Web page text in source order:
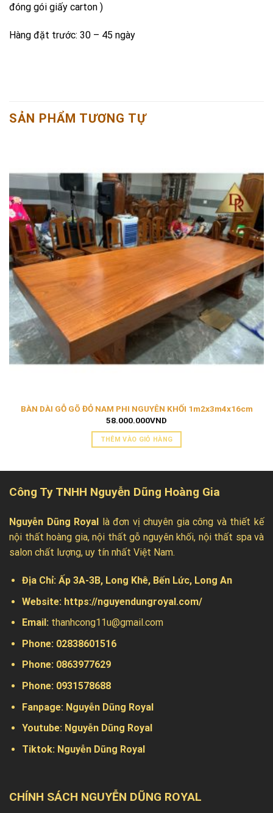
đóng gói giấy carton )
Hàng đặt trước: 30 – 45 ngày
SẢN PHẨM TƯƠNG TỰ
BÀN DÀI GỖ GÕ ĐỎ NAM PHI NGUYÊN KHỐI 1m2x3m4x16cm
58.000.000VND
THÊM VÀO GIỎ HÀNG
Công Ty TNHH Nguyễn Dũng Hoàng Gia
Nguyễn Dũng Royal
là đơn vị chuyên gia công và thiết kế
nội thất hoàng gia, nội thất gỗ nguyên khối, nội thất spa và
salon chất lượng, uy tín nhất Việt Nam.
Địa Chỉ: Ấp 3A-3B, Long Khê, Bến Lức, Long An
Website: https://nguyendungroyal.com/
Email: thanhcong11u@gmail.com
Phone: 02838601516
Phone: 0863977629
Phone: 0931578688
Fanpage: Nguyễn Dũng Royal
Youtube: Nguyễn Dũng Royal
Tiktok: Nguyễn Dũng Royal
CHÍNH SÁCH NGUYỄN DŨNG ROYAL